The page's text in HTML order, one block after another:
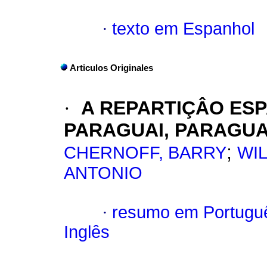
· texto em Espanhol
Articulos Originales
·
A REPARTIÇÂO
PARAGUAI,
CHERNOFF, BARRY;
ANTONIO
· resumo em
Inglês